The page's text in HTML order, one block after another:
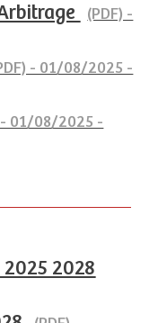
(PDF) -
- 01/08/2025 -
- 01/08/2025 -
2025 2028